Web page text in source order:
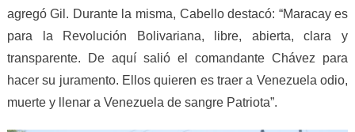
agregó Gil. Durante la misma, Cabello destacó: “Maracay es
para la Revolución Bolivariana, libre, abierta, clara y
transparente. De aquí salió el comandante Chávez para
hacer su juramento. Ellos quieren es traer a Venezuela odio,
muerte y llenar a Venezuela de sangre Patriota”.